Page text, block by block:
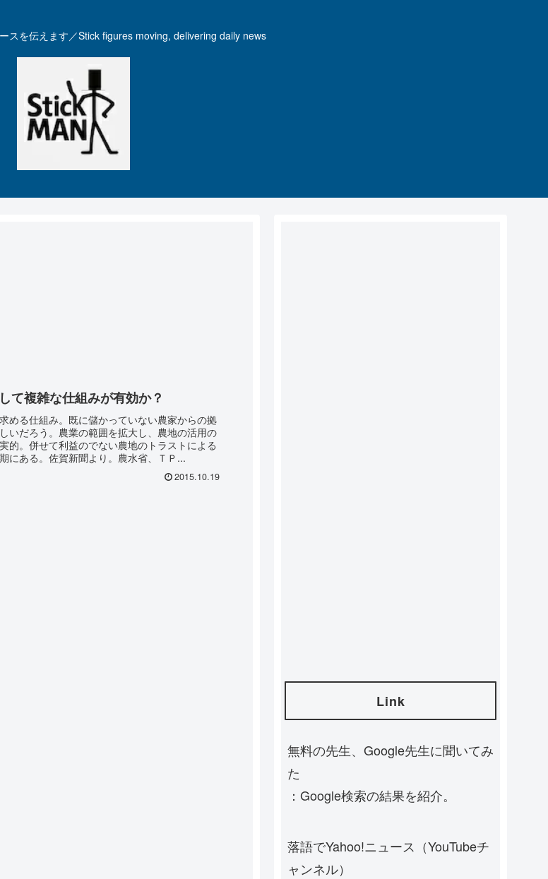
スを伝えます／Stick figures moving, delivering daily news
て複雑な仕組みが有効か？
める仕組み。既に儲かっていない農家からの拠
いだろう。農業の範囲を拡大し、農地の活用の
的。併せて利益のでない農地のトラストによる
にある。佐賀新聞より。農水省、ＴＰ...
2015.10.19
Link
無料の先生、Google先生に聞いてみ
た
：Google検索の結果を紹介。
落語でYahoo!ニュース（YouTubeチ
ャンネル）